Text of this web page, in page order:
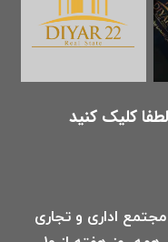
اداری و تجاری
کلیک کنید